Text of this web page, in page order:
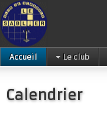
Accueil Le club
Calendrier